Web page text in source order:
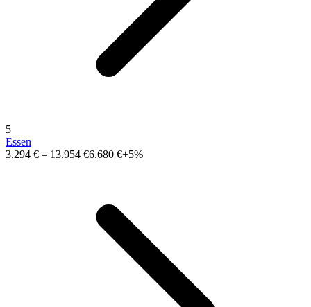
5
Essen
3.294 € – 13.954 €6.680 €+5%